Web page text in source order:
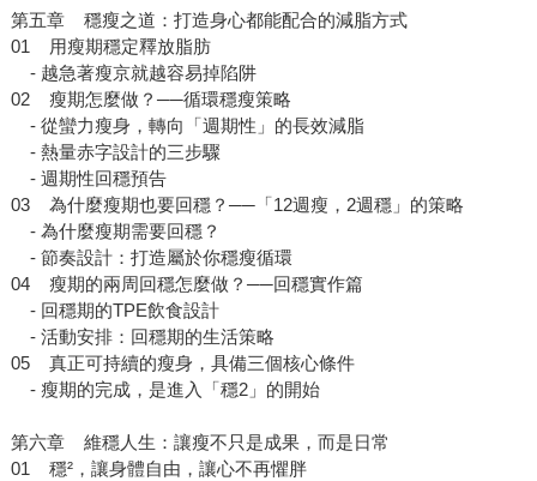
第五章 穩瘦之道：打造身心都能配合的減脂方式
01 用瘦期穩定釋放脂肪
- 越急著瘦京就越容易掉陷阱
02 瘦期怎麼做？──循環穩瘦策略
- 從蠻力瘦身，轉向「週期性」的長效減脂
- 熱量赤字設計的三步驟
- 週期性回穩預告
03 為什麼瘦期也要回穩？──「12週瘦，2週穩」的策略
- 為什麼瘦期需要回穩？
- 節奏設計：打造屬於你穩瘦循環
04 瘦期的兩周回穩怎麼做？──回穩實作篇
- 回穩期的TPE飲食設計
- 活動安排：回穩期的生活策略
05 真正可持續的瘦身，具備三個核心條件
- 瘦期的完成，是進入「穩2」的開始
第六章 維穩人生：讓瘦不只是成果，而是日常
01 穩²，讓身體自由，讓心不再懼胖